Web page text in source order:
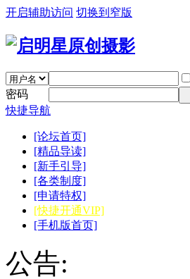
开启辅助访问 切换到窄版
密码
快捷导航
[论坛首页]
[精品导读]
[新手引导]
[各类制度]
[申请特权]
[快捷开通VIP]
[手机版首页]
公告: